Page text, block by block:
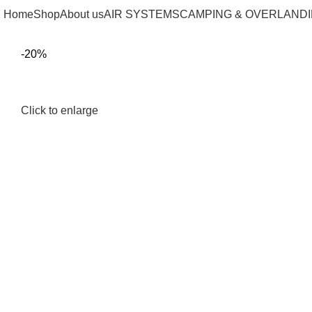
HomeShopAbout usAIR SYSTEMSCAMPING &
-20%
Click to enlarge